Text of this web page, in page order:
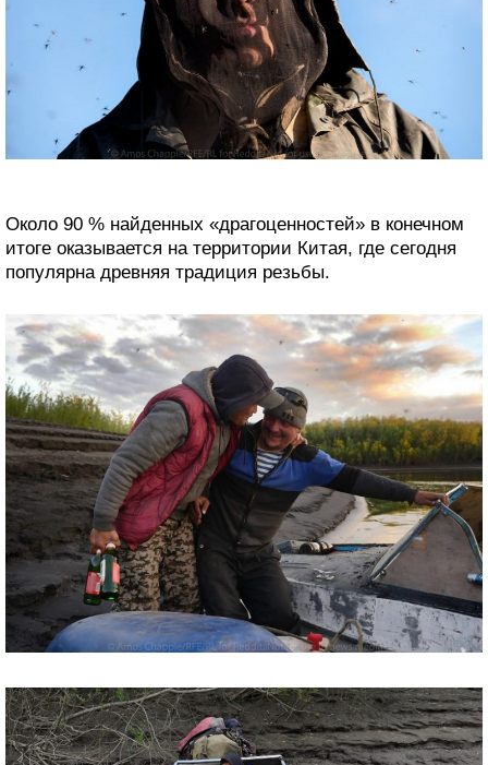
Около 90 % найденных «драгоценностей» в конечном
итоге оказывается на территории Китая, где сегодня
популярна древняя традиция резьбы.